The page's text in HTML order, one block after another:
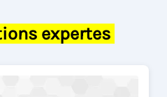
expertes